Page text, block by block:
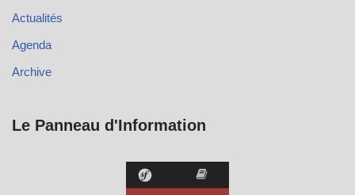
Actualités
Agenda
Archive
Le Panneau d'Information